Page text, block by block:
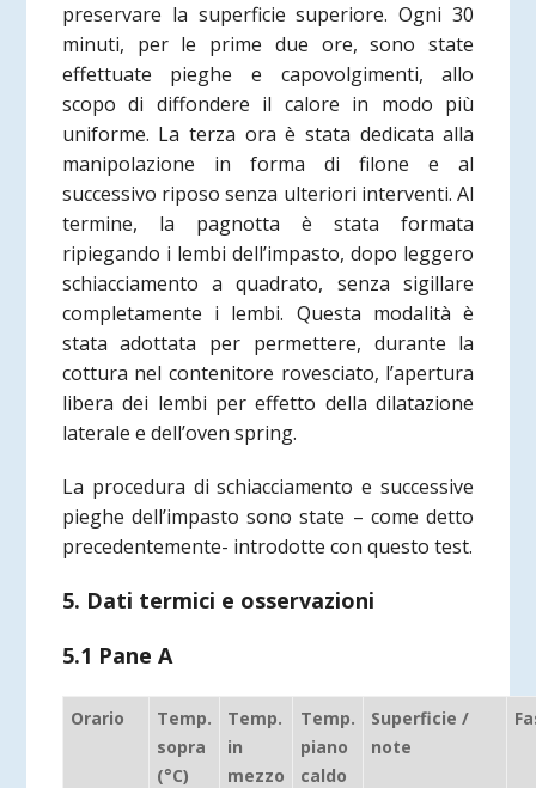
preservare la superficie superiore. Ogni 30
minuti, per le prime due ore, sono state
effettuate pieghe e capovolgimenti, allo
scopo di diffondere il calore in modo più
uniforme. La terza ora è stata dedicata alla
manipolazione in forma di filone e al
successivo riposo senza ulteriori interventi. Al
termine, la pagnotta è stata formata
ripiegando i lembi dell’impasto, dopo leggero
schiacciamento a quadrato, senza sigillare
completamente i lembi. Questa modalità è
stata adottata per permettere, durante la
cottura nel contenitore rovesciato, l’apertura
libera dei lembi per effetto della dilatazione
laterale e dell’oven spring.
La procedura di schiacciamento e successive
pieghe dell’impasto sono state – come detto
precedentemente- introdotte con questo test.
5. Dati termici e osservazioni
5.1 Pane A
Orario
Temp.
sopra
(°C)
Temp.
in
mezzo
Temp.
piano
caldo
Superficie /
note